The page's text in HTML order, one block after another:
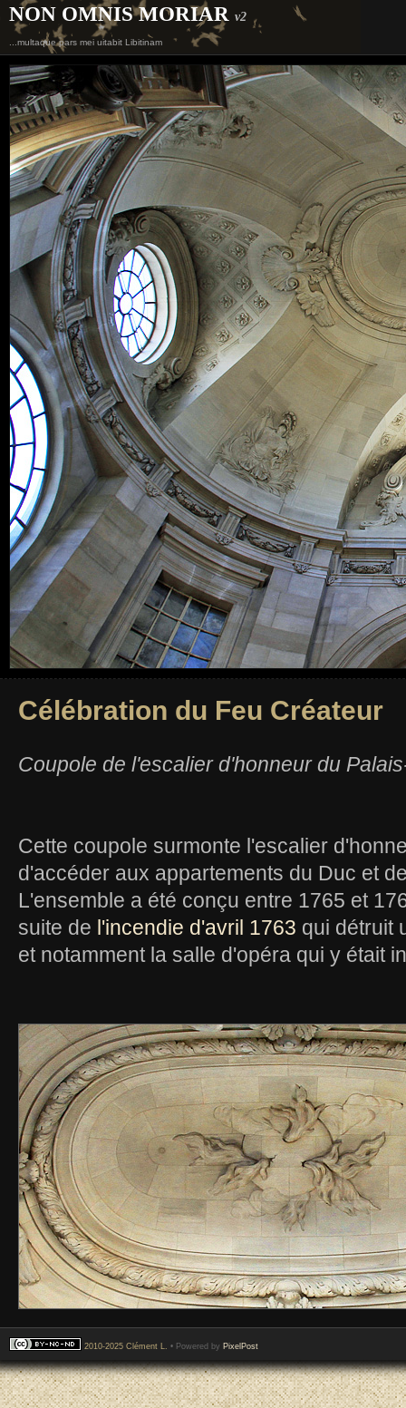
NON OMNIS MORIAR v2
...multaque pars mei uitabit Libitinam
Célébration du Feu Créateur
Coupole de l'escalier d'honneur du
Cette coupole surmonte l'escalier
d'accéder aux appartements du Duc et
L'ensemble a été conçu entre 1765 et
suite de l'incendie d'avril 1763 qui détruit
et notamment la salle d'opéra qui y était
2010-2025 Clément L. • Powered by PixelPost